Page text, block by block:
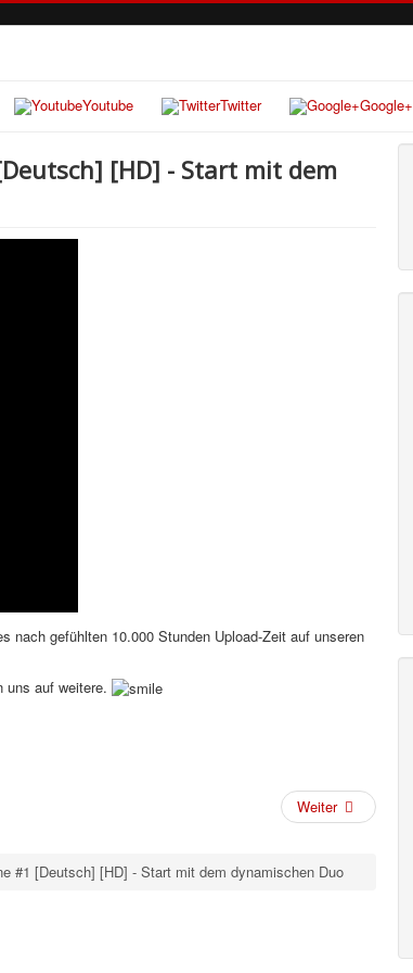
Youtube Twitter Google+
[HD] - Start mit dem
nach gefühlten 10.000 Stunden Upload-Zeit auf unseren
uns auf weitere.
Weiter
#1 [Deutsch] [HD] - Start mit dem dynamischen Duo